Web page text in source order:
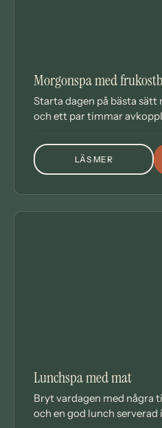
Morgonspa med
Starta dagen på bästa
och ett par timmar
LÄS MER
OM
DAGSPA
Lunchspa med mat
Bryt vardagen med några
och en god lunch serverad